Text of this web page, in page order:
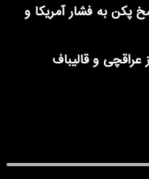
پکن به فشار آمریکا و
و قالیباف